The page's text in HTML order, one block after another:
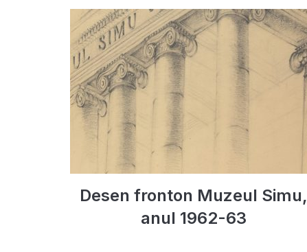
Desen fronton Muzeul Simu,
anul 1962-63